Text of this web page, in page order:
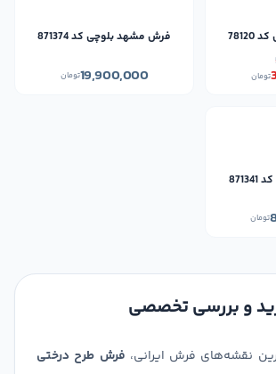
تومان
فرش مشهد بلوچی کد 871374
19,900,000تومان
تومان
و بررسی تخصصی
نقشه‌های فرش ایرانی، فرش طرح درختی